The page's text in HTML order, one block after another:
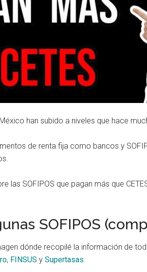
han subido a niveles que hace
de renta fija como bancos y
las SOFIPOS que pagan más que
SOFIPOS
dónde recopilé la información de
, FINSUS y Supertasas.